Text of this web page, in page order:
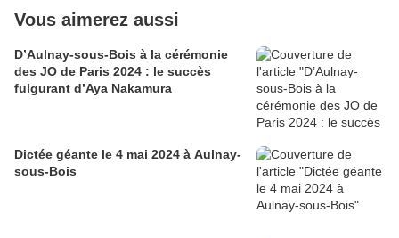
Vous aimerez aussi
D’Aulnay-sous-Bois à la cérémonie
des JO de Paris 2024 : le succès
fulgurant d’Aya Nakamura
Dictée géante le 4 mai 2024 à Aulnay-
sous-Bois